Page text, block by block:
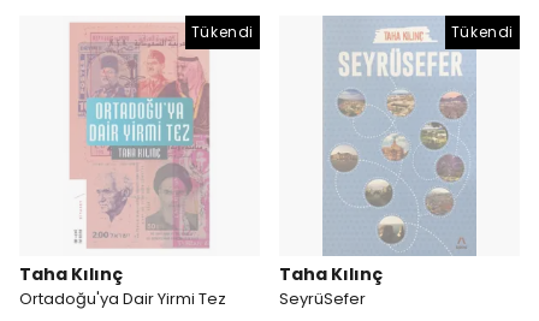
Tükendi
Taha Kılınç
Ortadoğu'ya Dair Yirmi Tez
Tükendi
Taha Kılınç
SeyrüSefer